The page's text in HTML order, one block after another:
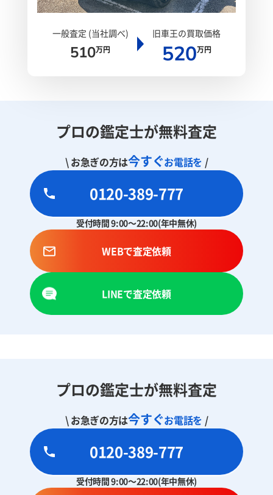
一般査定 (当社調べ)
510万円
旧車王の買取価格
520万円
プロの鑑定士が無料査定
\ お急ぎの方は今すぐお電話を /
0120-389-777
受付時間 9:00～22:00(年中無休)
WEBで査定依頼
LINEで査定依頼
プロの鑑定士が無料査定
\ お急ぎの方は今すぐお電話を /
0120-389-777
受付時間 9:00～22:00(年中無休)